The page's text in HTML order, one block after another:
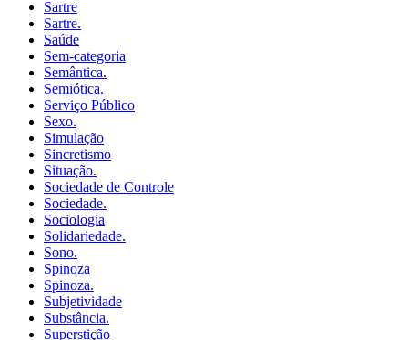
Sartre
Sartre.
Saúde
Sem-categoria
Semântica.
Semiótica.
Serviço Público
Sexo.
Simulação
Sincretismo
Situação.
Sociedade de Controle
Sociedade.
Sociologia
Solidariedade.
Sono.
Spinoza
Spinoza.
Subjetividade
Substância.
Superstição